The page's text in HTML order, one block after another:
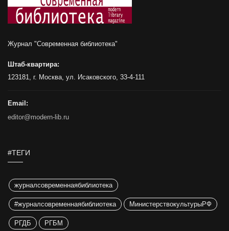
Журнал "Современная библиотека"
Штаб-квартира:
123181, г. Москва, ул. Исаковского, 33-4-111
Email:
editor@modern-lib.ru
#ТЕГИ
журналсовременнаябиблиотека
#журналсовременнаябиблиотека МинистерствокультурыРФ
РГДБ РГБМ